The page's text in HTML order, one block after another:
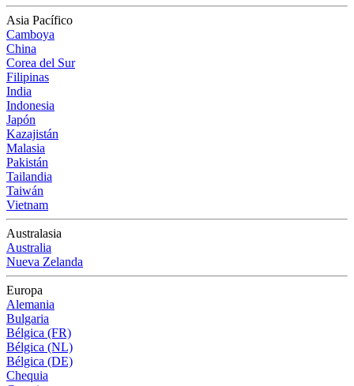
Asia Pacífico
Camboya
China
Corea del Sur
Filipinas
India
Indonesia
Japón
Kazajistán
Malasia
Pakistán
Tailandia
Taiwán
Vietnam
Australasia
Australia
Nueva Zelanda
Europa
Alemania
Bulgaria
Bélgica (FR)
Bélgica (NL)
Bélgica (DE)
Chequia